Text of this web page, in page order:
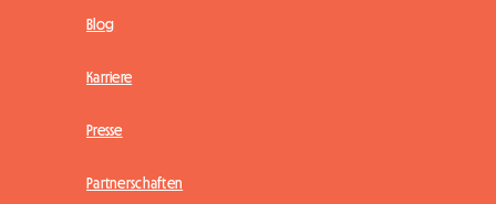
Blog
Karriere
Presse
Partnerschaften